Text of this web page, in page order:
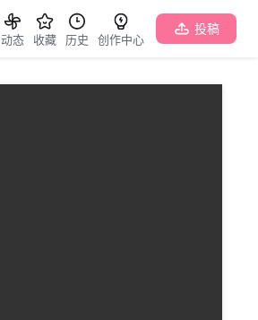
动态 收藏 历史 创作中心
投稿